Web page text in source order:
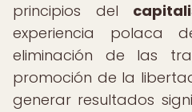
principios del
experiencia polaca
eliminación de las
promoción de la
generar resultados